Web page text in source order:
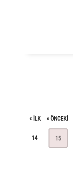
« ILK « ÖNCEKI
14 15